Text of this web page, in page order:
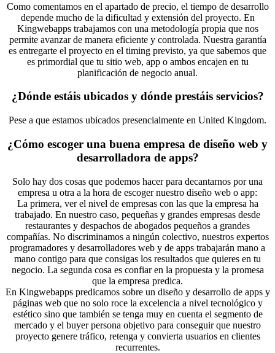
Como comentamos en el apartado de precio, el tiempo de desarrollo
depende mucho de la dificultad y extensión del proyecto. En
Kingwebapps trabajamos con una metodología propia que nos
permite avanzar de manera eficiente y controlada. Nuestra garantía
es entregarte el proyecto en el timing previsto, ya que sabemos que
es primordial que tu sitio web, app o ambos encajen en tu
planificación de negocio anual.
¿Dónde estáis ubicados y dónde prestáis servicios?
Pese a que estamos ubicados presencialmente en United Kingdom.
¿Cómo escoger una buena empresa de diseño web y
desarrolladora de apps?
Solo hay dos cosas que podemos hacer para decantarnos por una
empresa u otra a la hora de escoger nuestro diseño web o app:
La primera, ver el nivel de empresas con las que la empresa ha
trabajado. En nuestro caso, pequeñas y grandes empresas desde
restaurantes y despachos de abogados pequeños a grandes
compañías. No discriminamos a ningún colectivo, nuestros expertos
programadores y desarrolladores web y de apps trabajarán mano a
mano contigo para que consigas los resultados que quieres en tu
negocio. La segunda cosa es confiar en la propuesta y la promesa
que la empresa predica.
En Kingwebapps predicamos sobre un diseño y desarrollo de apps y
páginas web que no solo roce la excelencia a nivel tecnológico y
estético sino que también se tenga muy en cuenta el segmento de
mercado y el buyer persona objetivo para conseguir que nuestro
proyecto genere tráfico, retenga y convierta usuarios en clientes
recurrentes.